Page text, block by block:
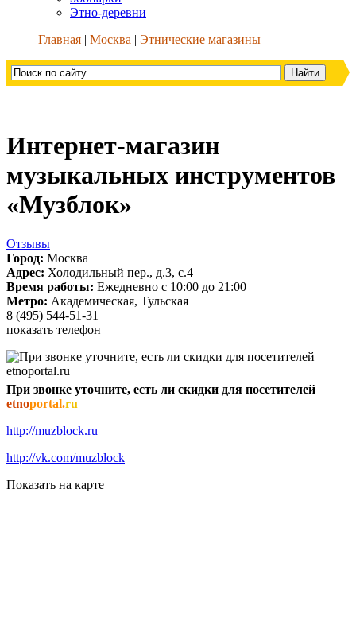
Этно-деревни
Главная
Москва Этнические магазины
Интернет-магазин
музыкальных инструментов
«Музблок»
Отзывы
Город: Москва
Адрес: Холодильный пер., д.3, с.4
Время работы: Ежедневно c 10:00 до 21:00
Метро: Академическая, Тульская
8 (495) 544-51-31
показать телефон
При звонке уточните, есть ли скидки для посетителей
etnoportal.ru
http://muzblock.ru
http://vk.com/muzblock
Показать на карте